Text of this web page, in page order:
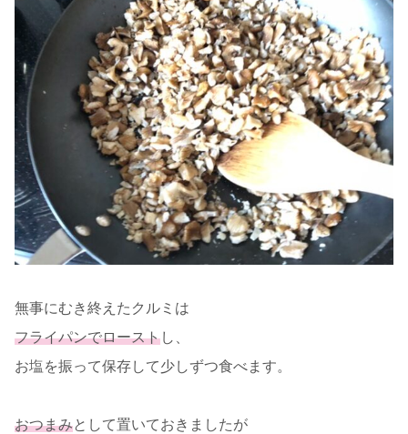
無事にむき終えたクルミは
フライパンでローストし、
お塩を振って保存して少しずつ食べます。
おつまみとして置いておきましたが